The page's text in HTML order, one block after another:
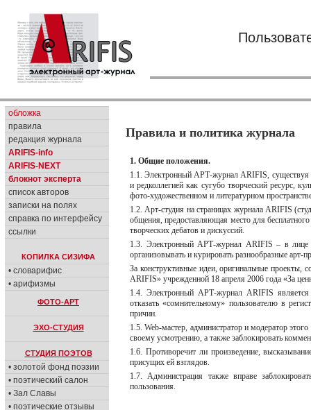
обложка
правила
редакция журнала
ARIFIS-info
ARIFIS-NEXT
блокнот эксперта
список авторов
записки на полях
справка по интерфейсу
ссылки
КОПИЛКА СИЗИФА
• словарифис
• арифизмы
ФОТО-АРТ
ЭХО-СТУДИЯ
СТУДИЯ ПОЭТОВ
• золотой фонд поэзии
• поэтический салон
• Зал Славы
• поэтические отзывы
Правила и политика журнала
1. Общие положения.
1.1. Электронный АРТ-журнал ARIFIS, существуя
и редколлегией как сугубо творческий ресурс,
фото-художественном и литературном
1.2. Арт-студия на страницах журнала ARIFIS
общения, предоставляющая место для
творческих дебатов и дискуссий.
1.3. Электронный АРТ-журнал ARIFIS – в лице
организовывать и курировать разнообразные
За конструктивные идеи, оригинальные проекты,
ARIFIS» учрежденной 18 апреля 2006 года «За
1.4. Электронный АРТ-журнал ARIFIS является
отказать «сомнительному» пользователю в
причин.
1.5. Web-мастер, администратор и модератор
своему усмотрению, а также заблокировать
1.6. Противоречит ли произведение,
присущих ей взглядов.
1.7. Администрация также вправе
пользования.